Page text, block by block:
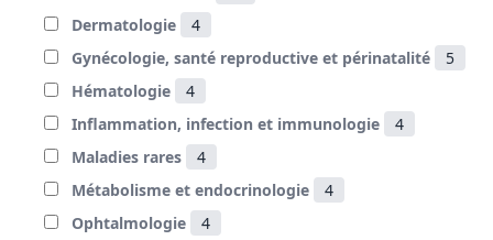
Dermatologie
4
Gynécologie, santé reproductive et périnatalité
5
Hématologie
4
Inflammation, infection et immunologie
4
Maladies rares
4
Métabolisme et endocrinologie
4
Ophtalmologie
4